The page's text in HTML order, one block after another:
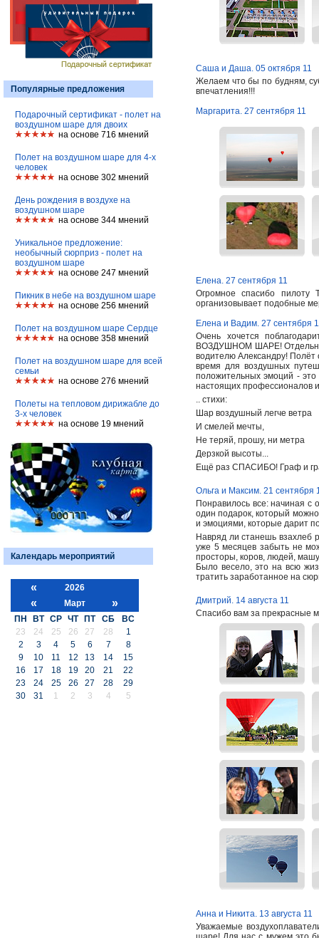
Популярные предложения
Подарочный сертификат - полет на
воздушном шаре для двоих
на основе 716 мнений
Полет на воздушном шаре для 4-х
человек
на основе 302 мнений
День рождения в воздухе на
воздушном шаре
на основе 344 мнений
Уникальное предложение:
необычный сюрприз - полет на
воздушном шаре
на основе 247 мнений
Пикник в небе на воздушном шаре
на основе 256 мнений
Полет на воздушном шаре Сердце
на основе 358 мнений
Полет на воздушном шаре для всей
семьи
на основе 276 мнений
Полеты на тепловом дирижабле до
3-х человек
на основе 19 мнений
Календарь мероприятий
« 2026
« Март »
ПН ВТ СР ЧТ ПТ СБ
ВС
23
24 25 26 27 28
1
2
3 4 5 6 7
8
9
10 11 12 13 14
15
16
17 18 19 20 21
22
23
24 25 26 27 28
29
30
31 1 2 3 4 5
Саша и Даша. 05 октября 11
Желаем что бы по будням,
впечатления!!!
Маргарита. 27 сентября 11
Елена. 27 сентября 11
Огромное спасибо пилоту
организовывает подобные
Елена и Вадим. 27 сентября
Очень хочется
ВОЗДУШНОМ ШАРЕ!
водителю Александру! Полёт
время для воздушных
положительных эмоций - это
настоящих профессионалов
.. стихи:
Шар воздушный легче ветра
И смелей мечты,
Не теряй, прошу, ни метра
Дерзкой высоты...
Ещё раз СПАСИБО! Граф и
Ольга и Максим. 21 сентября
Понравилось все: начиная с
один подарок, который
и эмоциями, которые дарит
Навряд ли станешь взахлеб
уже 5 месяцев забыть не
просторы, коров, людей,
Было весело, это на всю
тратить заработанное на
Дмитрий. 14 августа 11
Спасибо вам за прекрасные
Анна и Никита. 13 августа 11
Уважаемые